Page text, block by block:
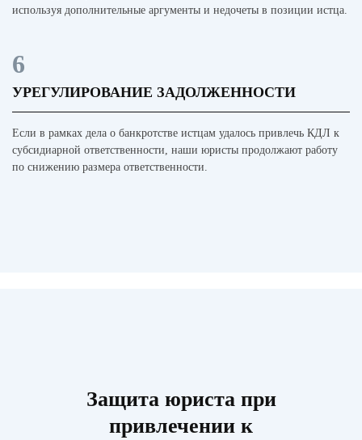
используя дополнительные аргументы и недочеты в позиции истца.
6
УРЕГУЛИРОВАНИЕ ЗАДОЛЖЕННОСТИ
Если в рамках дела о банкротстве истцам удалось привлечь КДЛ к
субсидиарной ответственности, наши юристы продолжают работу
по снижению размера ответственности.
Защита юриста при
привлечении к